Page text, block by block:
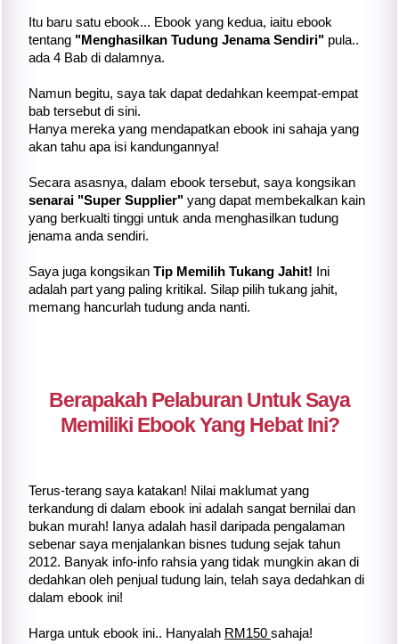
Itu baru satu ebook... Ebook yang kedua, iaitu ebook
tentang "Menghasilkan Tudung Jenama Sendiri" pula..
ada 4 Bab di dalamnya.
Namun begitu, saya tak dapat dedahkan keempat-empat
bab tersebut di sini.
Hanya mereka yang mendapatkan ebook ini sahaja yang
akan tahu apa isi kandungannya!
Secara asasnya, dalam ebook tersebut, saya kongsikan
senarai "Super Supplier" yang dapat membekalkan kain
yang berkualti tinggi untuk anda menghasilkan tudung
jenama anda sendiri.
Saya juga kongsikan Tip Memilih Tukang Jahit! Ini
adalah part yang paling kritikal. Silap pilih tukang jahit,
memang hancurlah tudung anda nanti.
Berapakah Pelaburan Untuk Saya
Memiliki Ebook Yang Hebat Ini?
Terus-terang saya katakan! Nilai maklumat yang
terkandung di dalam ebook ini adalah sangat bernilai dan
bukan murah! Ianya adalah hasil daripada pengalaman
sebenar saya menjalankan bisnes tudung sejak tahun
2012. Banyak info-info rahsia yang tidak mungkin akan di
dedahkan oleh penjual tudung lain, telah saya dedahkan di
dalam ebook ini!
Harga untuk ebook ini.. Hanyalah RM150 sahaja!